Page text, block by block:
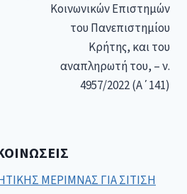
Κοινωνικών Επιστημών
του Πανεπιστημίου
Κρήτης, και του
αναπληρωτή του, – ν.
4957/2022 (Α΄141)
ΜΕΡΙΜΝΑΣ ΓΙΑ ΣΙΤΙΣΗ